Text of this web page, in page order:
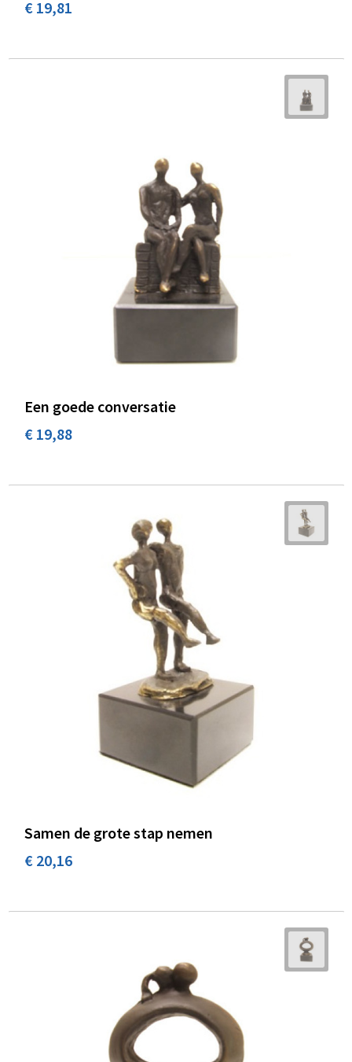
€ 19,81
Een goede conversatie
€ 19,88
Samen de grote stap nemen
€ 20,16